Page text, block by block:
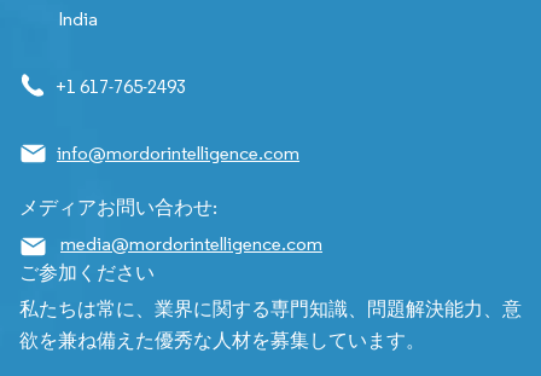
India
+1 617-765-2493
info@mordorintelligence.com
メディアお問い合わせ:
media@mordorintelligence.com
ご参加ください
私たちは常に、業界に関する専門知識、問題解決能力、意
欲を兼ね備えた優秀な人材を募集しています。